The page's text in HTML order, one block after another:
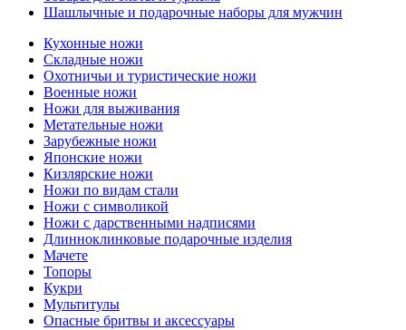
Шашлычные и подарочные наборы для мужчин
Кухонные ножи
Складные ножи
Охотничьи и туристические ножи
Военные ножи
Ножи для выживания
Метательные ножи
Зарубежные ножи
Японские ножи
Кизлярские ножи
Ножи по видам стали
Ножи с символикой
Ножи с дарственными надписями
Длинноклинковые подарочные изделия
Мачете
Топоры
Кукри
Мультитулы
Опасные бритвы и аксессуары